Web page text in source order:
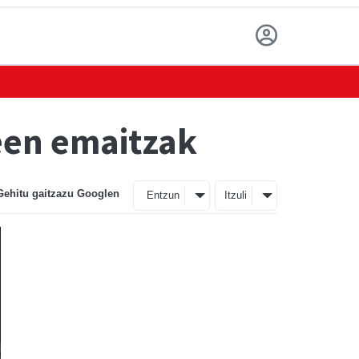
emaitzak
gaitzazu Googlen Entzun Itzuli